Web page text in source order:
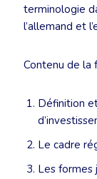
terminologie
l’allemand et
Contenu de la
Définition
Le cadre
Les formes